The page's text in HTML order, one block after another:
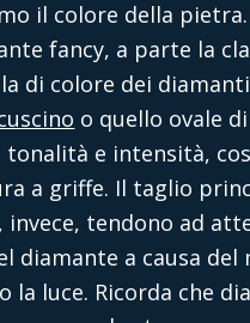
il colore della
fancy, a parte la
di colore dei
o quello ovale
tonalità e intensità,
a griffe. Il taglio
invece, tendono ad
diamante a causa del
la luce. Ricorda che